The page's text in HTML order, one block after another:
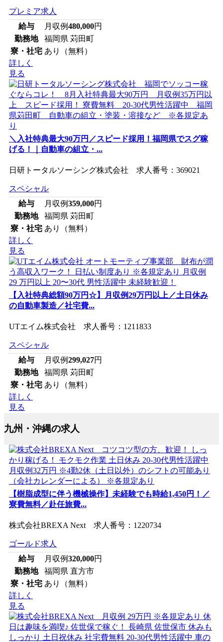
プレミア求人
給与
月収例480,000円
勤務地
福岡県 苅田町
寮・社宅 あり（無料）
詳しく
見る
＼入社特典最大90万円／スピード採用！福岡県でスグ稼
げる！｜自動車の組立・...
日研トータルソーシング株式会社 求人番号：369021
スペシャル
給与
月収例359,000円
勤務地
福岡県 苅田町
寮・社宅 あり（無料）
詳しく
見る
【入社特典総額90万円☆】月収例29万円以上／土日休み
の自動車製造／社宅費...
UTエイム株式会社 求人番号：1211833
スペシャル
給与
月収例299,027円
勤務地
福岡県 苅田町
寮・社宅 あり（無料）
詳しく
見る
九州・沖縄の求人
【樹脂成型に伴う機械操作】未経験でも時給1,450円！／
寮費無料／赴任旅費...
株式会社BREXA Next 求人番号：1220734
ゴールド求人
給与
月収例320,000円
勤務地
福岡県 直方市
寮・社宅 あり（無料）
詳しく
見る